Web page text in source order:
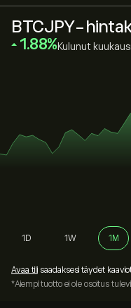
BTCJPY-
‎1.88‎ Kulunut kuukausi
1D 1W 1M
Avaa tili saadaksesi täydet
*Aiempi tuotto ei ole osoitus